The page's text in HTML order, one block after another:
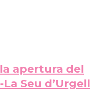
apertura del
Seu d’Urgell